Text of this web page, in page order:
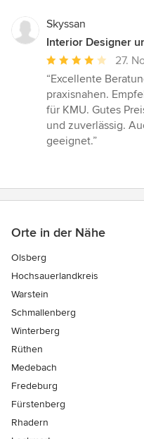
Skyssan
Interior Designer
Durchschnittliche
Bewertung:
4
von
5
Sternen
27.
“Excellente
praxisnahen.
für KMU. Gutes
und zuverlässig.
geeignet.”
Orte in der Nähe
Olsberg
Hochsauerlandkreis
Warstein
Schmallenberg
Winterberg
Rüthen
Medebach
Fredeburg
Fürstenberg
Rhadern